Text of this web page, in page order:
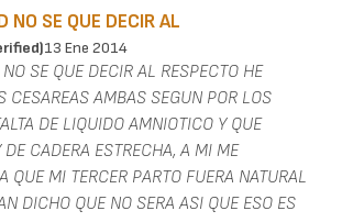
NO SE QUE DECIR AL
13 Ene 2014
SE QUE DECIR AL RESPECTO HE
CESAREAS AMBAS SEGUN POR LOS
DE LIQUIDO AMNIOTICO Y QUE
DE CADERA ESTRECHA, A MI ME
QUE MI TERCER PARTO FUERA NATURAL
DICHO QUE NO SERA ASI QUE ESO ES